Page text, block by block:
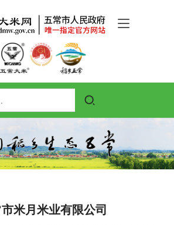
米月米业有限公司